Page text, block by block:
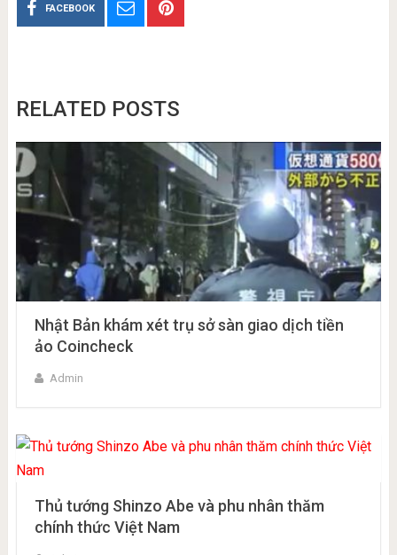
FACEBOOK
RELATED POSTS
Nhật Bản khám xét trụ sở sàn giao dịch tiền
ảo Coincheck
Admin
Thủ tướng Shinzo Abe và phu nhân thăm
chính thức Việt Nam